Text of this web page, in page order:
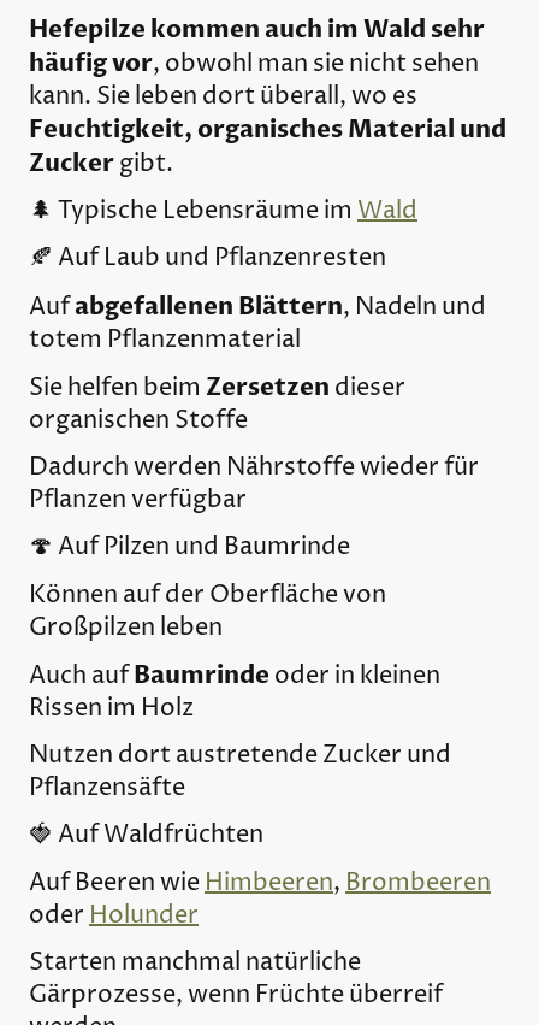
Hefepilze kommen auch im Wald sehr
häufig vor, obwohl man sie nicht sehen
kann. Sie leben dort überall, wo es
Feuchtigkeit, organisches Material und
Zuckergibt.
🌲 Typische Lebensräume im Wald
🍂 Auf Laub und Pflanzenresten
Aufabgefallenen Blättern, Nadeln und
totem Pflanzenmaterial
Sie helfen beim Zersetzen dieser
organischen Stoffe
Dadurch werden Nährstoffe wieder für
Pflanzen verfügbar
🍄 Auf Pilzen und Baumrinde
Können auf der Oberfläche von
Großpilzen leben
Auch aufBaumrinde oder in kleinen
Rissen im Holz
Nutzen dort austretende Zucker und
Pflanzensäfte
🍓 Auf Waldfrüchten
Auf Beeren wieHimbeeren,Brombeeren
oderHolunder
Starten manchmal natürliche
Gärprozesse, wenn Früchte überreif